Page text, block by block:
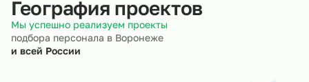
География проектов
Мы успешно реализуем проекты
подбора персонала в Воронеже
и всей России